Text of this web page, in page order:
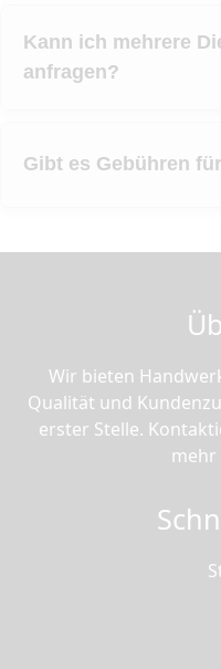
Kann ich mehrere
anfragen?
Gibt es Gebühren
Wir bieten
Qualität und
erster Stelle.
mehr